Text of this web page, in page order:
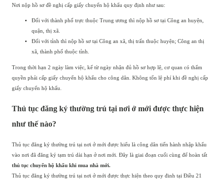
Nơi nộp hồ sơ đề nghị cấp giấy chuyển hộ khẩu quy định như sau:
Đối với thành phố trực thuộc Trung ương thì nộp hồ sơ tại Công an huyện,
quận, thị xã.
Đối với tỉnh thì nộp hồ sơ tại Công an xã, thị trấn thuộc huyện; Công an thị
xã, thành phố thuộc tỉnh.
Trong thời hạn 2 ngày làm việc, kể từ ngày nhận đủ hồ sơ hợp lệ, cơ quan có thẩm
quyền phải cấp giấy chuyển hộ khẩu cho công dân. Không tốn lệ phí khi đề nghị cấp
giấy chuyển hộ khẩu.
Thủ tục đăng ký thường trú tại nơi ở mới được thực hiện
như thế nào?
Thủ tục đăng ký thường trú tại nơi ở mới được hiểu là công dân tiến hành nhập khẩu
vào nơi đã đăng ký tạm trú dài hạn ở nơi mới. Đây là giai đoạn cuối cùng để hoàn tất
thủ tục chuyển hộ khẩu khi mua nhà mới.
Thủ tục đăng ký thường trú tại nơi ở mới được thực hiện theo quy đinh tại Điều 21